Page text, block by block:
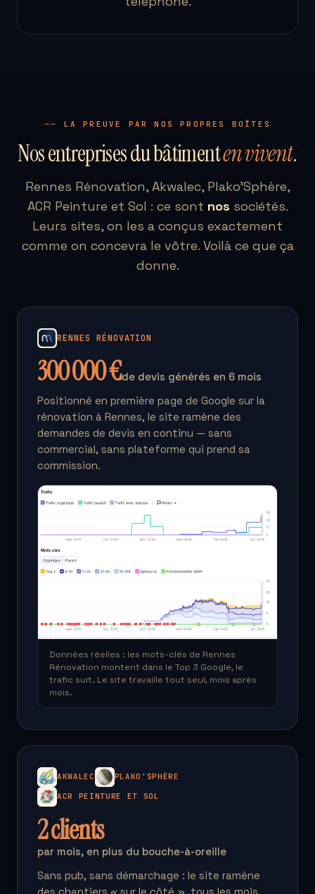
── LA PREUVE PAR NOS PROPRES BOÎTES
Nos entreprises du bâtimenten vivent.
Rennes Rénovation, Akwalec, Plako'Sphère,
ACR Peinture et Sol : ce sont nos sociétés.
Leurs sites, on les a conçus exactement
comme on concevra le vôtre. Voilà ce que ça
donne.
RENNES RÉNOVATION
300 000 €de devis générés en 6 mois
Positionné en première page de Google sur la
rénovation à Rennes, le site ramène des
demandes de devis en continu — sans
commercial, sans plateforme qui prend sa
commission.
Données réelles : les mots-clés de Rennes
Rénovation montent dans le Top 3 Google, le
trafic suit. Le site travaille tout seul, mois après
mois.
AKWALEC
PLAKO'SPHÈRE
ACR PEINTURE ET SOL
2 clients
par mois, en plus du bouche-à-oreille
Sans pub, sans démarchage : le site ramène
des chantiers « sur le côté », tous les mois,